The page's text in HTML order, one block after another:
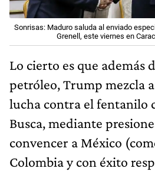
Sonrisas: Maduro saluda al enviado
Grenell, este viernes en
Lo cierto es que además
petróleo, Trump mezcla
lucha contra el fentanilo
Busca, mediante
convencer a México
Colombia y con éxito